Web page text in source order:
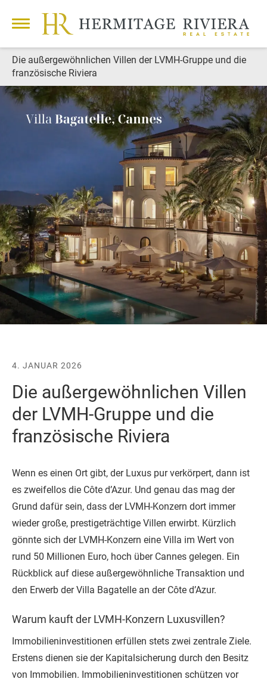
Die außergewöhnlichen Villen der LVMH-Gruppe und die
französische Riviera
4. JANUAR 2026
Die außergewöhnlichen Villen
der LVMH-Gruppe und die
französische Riviera
Wenn es einen Ort gibt, der Luxus pur verkörpert, dann ist
es zweifellos die Côte d’Azur. Und genau das mag der
Grund dafür sein, dass der LVMH-Konzern dort immer
wieder große, prestigeträchtige Villen erwirbt. Kürzlich
gönnte sich der LVMH-Konzern eine Villa im Wert von
rund 50 Millionen Euro, hoch über Cannes gelegen. Ein
Rückblick auf diese außergewöhnliche Transaktion und
den Erwerb der Villa Bagatelle an der Côte d’Azur.
Warum kauft der LVMH-Konzern Luxusvillen?
Immobilieninvestitionen erfüllen stets zwei zentrale Ziele.
Erstens dienen sie der Kapitalsicherung durch den Besitz
von Immobilien. Immobilieninvestitionen schützen vor